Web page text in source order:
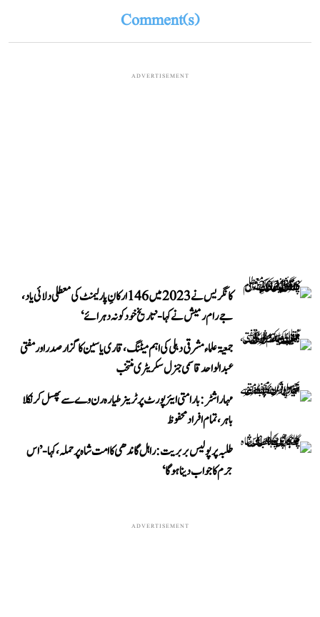
Comment(s)
ADVERTISEMENT
کانگریس نے 2023 میں 146 ارکانِ پارلیمنٹ کی معطلی دلائی یاد،
جے رام رمیش نے کہا- ’تاریخ خود کو نہ دہرائے‘
جمعیۃ علماء مشرقی دہلی کی اہم میٹنگ، قاری یاسین کا گزار صدر اور مفتی
عبد الواحد قاسمی جنرل سکریٹری منتخب
مہاراشٹر: بارامتی ایئرپورٹ پر ٹرینر طیارہ رن وے سے پھسل کر نکلا
باہر، تمام افراد محفوظ
طلبہ پر پولیس بربریت: راہل گاندھی کا امت شاہ پر حملہ، کہا- ’اس
جرم کا جواب دینا ہوگا‘
ADVERTISEMENT